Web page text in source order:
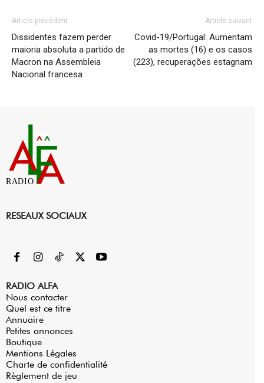
Article précédent
Dissidentes fazem perder
maioria absoluta a partido de
Macron na Assembleia
Nacional francesa
Article suivant
Covid-19/Portugal: Aumentam
as mortes (16) e os casos
(223), recuperações estagnam
RADIO
RESEAUX SOCIAUX
RADIO ALFA
Nous contacter
Quel est ce titre
Annuaire
Petites annonces
Boutique
Mentions Légales
Charte de confidentialité
Règlement de jeu